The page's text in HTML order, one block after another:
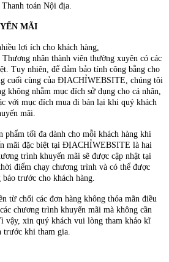
toán Nội địa.
MÃI
lợi ích cho khách hàng,
nhân thành viên thường xuyên có các
Tuy nhiên, để đảm bảo tính công bằng cho
cuối cùng của ĐỊACHỈWEBSITE, chúng tôi
không nhằm mục đích sử dụng cho cá nhân,
với mục đích mua đi bán lại khi quý khách
mãi.
phẩm tối đa dành cho mỗi khách hàng khi
mãi đặc biệt tại ĐỊACHỈWEBSITE là hai
trình khuyến mãi sẽ được cập nhật tại
điểm chạy chương trình và có thể được
trước cho khách hàng.
từ chối các đơn hàng không thỏa mãn điều
chương trình khuyến mãi mà không cần
vậy, xin quý khách vui lòng tham khảo kĩ
khi tham gia.